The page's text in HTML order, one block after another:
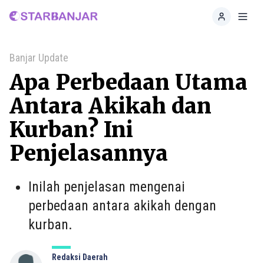
Home
Banjar Update
Apa Perbedaan Utama
Antara Akikah dan
Kurban? Ini
Penjelasannya
Inilah penjelasan mengenai
perbedaan antara akikah dengan
kurban.
Redaksi Daerah